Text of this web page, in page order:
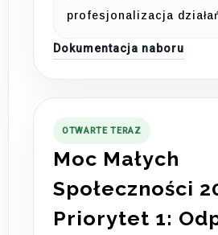
profesjonalizacja
Dokumentacja naboru
OTWARTE TERAZ
Moc Małych
Społeczności
Priorytet 1: